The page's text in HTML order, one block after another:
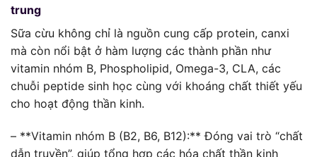
trung
Sữa cừu không chỉ là nguồn cung cấp protein, canxi
mà còn nổi bật ở hàm lượng các thành phần như
vitamin nhóm B, Phospholipid, Omega-3, CLA, các
chuỗi peptide sinh học cùng với khoáng chất thiết yếu
cho hoạt động thần kinh.
– **Vitamin nhóm B (B2, B6, B12):** Đóng vai trò “chất
dẫn truyền”, giúp tổng hợp các hóa chất thần kinh